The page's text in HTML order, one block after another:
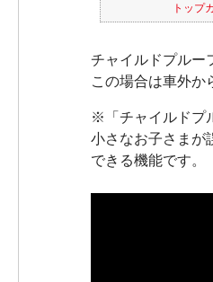
トップ
チャイルドプルー
この場合は車外か
※「チャイルドプ
小さなお子さまが
できる機能です。